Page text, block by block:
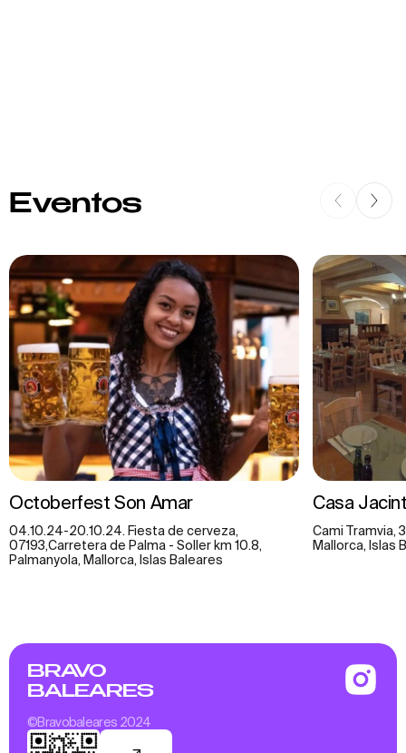
Eventos
Octoberfest Son Amar
04.10.24-20.10.24. Fiesta de cerveza,
07193,Carretera de Palma - Soller km 10.8,
Palmanyola, Mallorca, Islas Baleares
Casa
Cami Tramvia,
Mallorca, Islas
BRAVO
BALEARES
©Bravobaleares 2024